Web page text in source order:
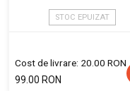
STOC EPUIZAT
Cost de livrare: 20.00 RON
99.00 RON